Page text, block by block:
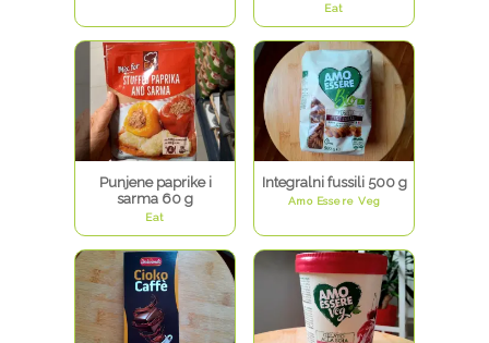
Eat
Punjene paprike i
sarma 60 g
Eat
Integralni fussili 500 g
Amo Essere Veg